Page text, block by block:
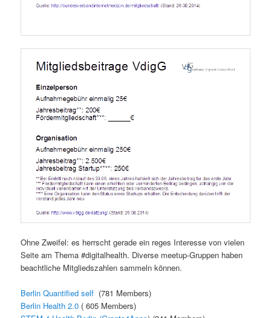
Ohne Zweifel: es herrscht gerade ein reges Interesse von vielen
Seite am Thema #digitalhealth. Diverse meetup-Gruppen haben
beachtliche Mitgliedszahlen sammeln können.
Berlin Quantified self (781 Members)
Berlin Health 2.0 ( 605 Members)